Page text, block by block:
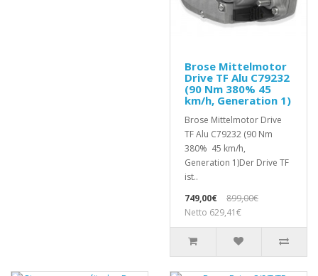
Brose Mittelmotor
Drive TF Alu C79232
(90 Nm 380% 45
km/h, Generation 1)
Brose Mittelmotor Drive
TF Alu C79232 (90 Nm
380% 45 km/h,
Generation 1)Der Drive TF
ist..
749,00€
899,00€
Netto 629,41€